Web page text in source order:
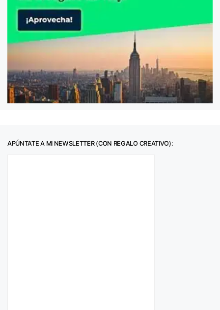
APÚNTATE A MI NEWSLETTER (CON REGALO CREATIVO):